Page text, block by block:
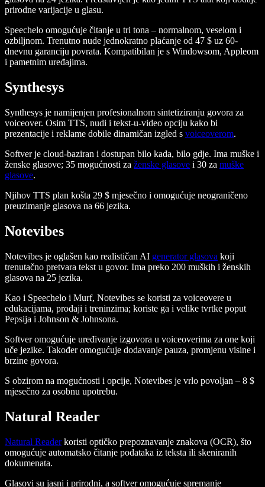
prirodne varijacije u glasu.
Speechelo omogućuje čitanje u tri tona – normalnom, veselom i
ozbiljnom. Trenutno nude jednokratno plaćanje od 47 $ uz 60-
dnevnu garanciju povrata. Kompatibilan je s Windowsom, Appleom
i pametnim uređajima.
Synthesys
Synthesys je namijenjen profesionalnom sintetiziranju govora za
voiceover. Osim TTS, nudi i tekst-u-video opciju kako bi
prezentacije i reklame dobile dinamičan izgled s voiceoverom.
Softver je cloud-baziran i dostupan bilo kada, bilo gdje. Ima muške i
ženske glasove; 35 mogućnosti za ženske glasove i 30 za muške
glasove.
Njihov TTS plan košta 29 $ mjesečno i omogućuje neograničeno
preuzimanje glasova na 66 jezika.
Notevibes
Notevibes je oglašen kao realističan AI generator glasova koji
trenutačno pretvara tekst u govor. Ima preko 200 muških i ženskih
glasova na 25 jezika.
Kao i Speechelo i Murf, Notevibes se koristi za voiceovere u
edukacijama, prodaji i treninzima; koriste ga i velike tvrtke poput
Pepsija i Johnson & Johnsona.
Softver omogućuje uređivanje izgovora u voiceoverima za one koji
uče jezike. Također omogućuje dodavanje pauza, promjenu visine i
brzine govora.
S obzirom na mogućnosti i opcije, Notevibes je vrlo povoljan – 8 $
mjesečno za osobnu upotrebu.
Natural Reader
Natural Readerkoristi optičko prepoznavanje znakova (OCR), što
omogućuje automatsko čitanje podataka iz teksta ili skeniranih
dokumenata.
Glasovi su jasni i prirodni, a softver omogućuje spremanje